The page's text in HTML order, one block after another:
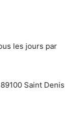
les jours par
Saint Denis